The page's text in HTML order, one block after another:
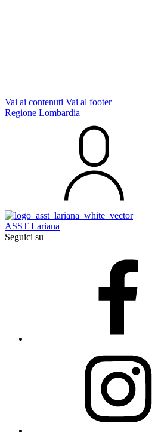
Vai ai contenuti Vai al footer
Regione Lombardia
ASST Lariana
Seguici su